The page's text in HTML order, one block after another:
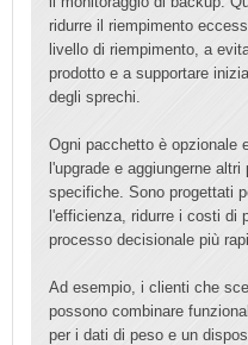
ridurre il riempimento
livello di riempimento, a
prodotto e a supportare
degli sprechi.
Ogni pacchetto è opzionale
l'upgrade e aggiungerne
specifiche. Sono progettati
l'efficienza, ridurre i costi di
processo decisionale più
Ad esempio, i clienti che
possono combinare
per i dati di peso e un